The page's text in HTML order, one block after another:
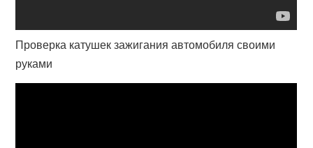
Проверка катушек зажигания автомобиля своими
руками